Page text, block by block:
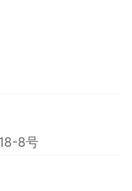
8号